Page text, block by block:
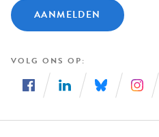
AANMELDEN
VOLG ONS OP
ons
ons
ons
ons